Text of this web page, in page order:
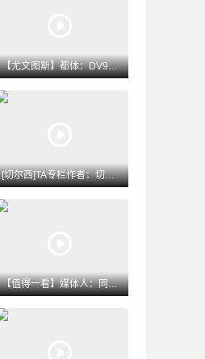
【尤文图斯】都体：DV9与尤文存在500万至600万欧分歧，
[切尔西]TA专栏作者：切尔西不太接受维拉先租、后买加纳乔的
【值得一看】媒体人：同曦举报赵柏清没毛病 切实维护自身利益是